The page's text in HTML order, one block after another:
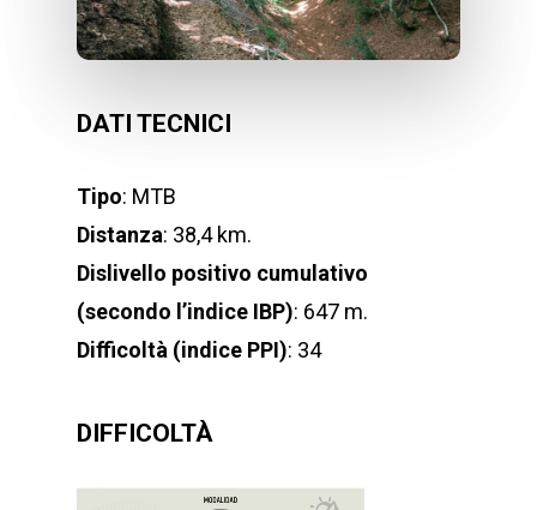
DATI TECNICI
Tipo: MTB
Distanza: 38,4 km.
Dislivello positivo cumulativo
(secondo l’indice IBP): 647 m.
Difficoltà (indice PPI): 34
DIFFICOLTÀ